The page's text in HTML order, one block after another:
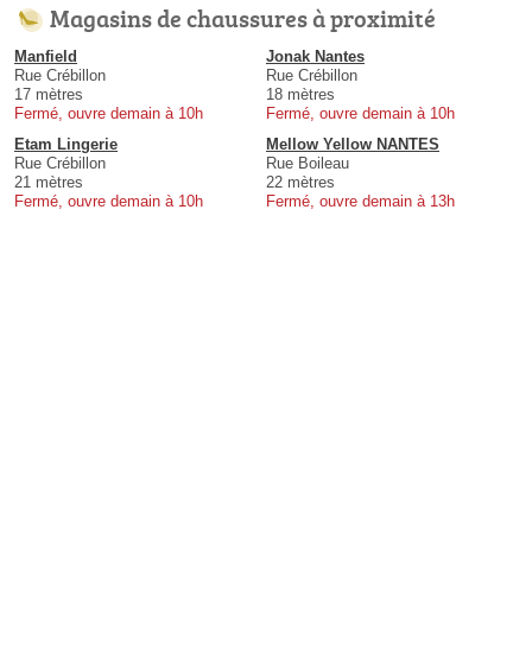
Magasins de chaussures à proximité
Manfield
Rue Crébillon
17 mètres
Fermé, ouvre demain à 10h
Jonak Nantes
Rue Crébillon
18 mètres
Fermé, ouvre demain à 10h
Etam Lingerie
Rue Crébillon
21 mètres
Fermé, ouvre demain à 10h
Mellow Yellow NANTES
Rue Boileau
22 mètres
Fermé, ouvre demain à 13h